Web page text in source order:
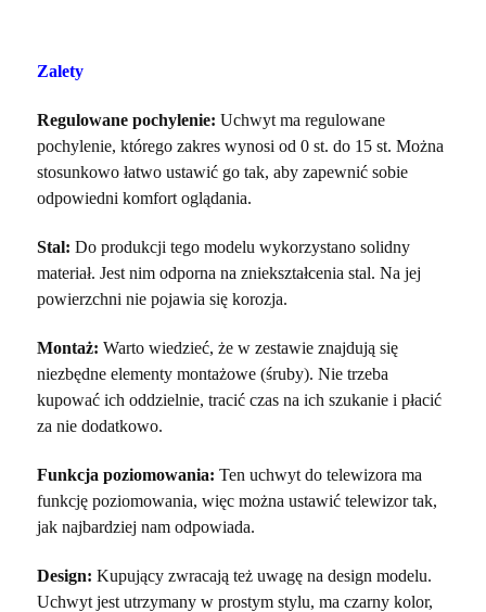
Zalety
Regulowane pochylenie: Uchwyt ma regulowane
pochylenie, którego zakres wynosi od 0 st. do 15 st. Można
stosunkowo łatwo ustawić go tak, aby zapewnić sobie
odpowiedni komfort oglądania.
Stal: Do produkcji tego modelu wykorzystano solidny
materiał. Jest nim odporna na zniekształcenia stal. Na jej
powierzchni nie pojawia się korozja.
Montaż: Warto wiedzieć, że w zestawie znajdują się
niezbędne elementy montażowe (śruby). Nie trzeba
kupować ich oddzielnie, tracić czas na ich szukanie i płacić
za nie dodatkowo.
Funkcja poziomowania: Ten uchwyt do telewizora ma
funkcję poziomowania, więc można ustawić telewizor tak,
jak najbardziej nam odpowiada.
Design: Kupujący zwracają też uwagę na design modelu.
Uchwyt jest utrzymany w prostym stylu, ma czarny kolor,